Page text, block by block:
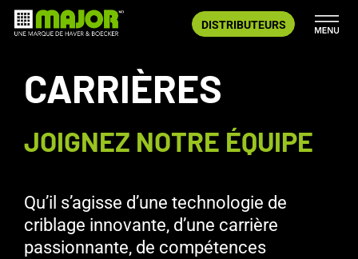
Aller
au
DISTRIBUTEURS
CARRIÈRES
JOIGNEZ NOTRE ÉQUIPE
Qu’il s’agisse d’une technologie de
criblage innovante, d’une carrière
passionnante, de compétences